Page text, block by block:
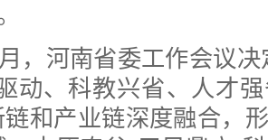
河南省委工作会议决
动、科教兴省、人才
和产业链深度融合，